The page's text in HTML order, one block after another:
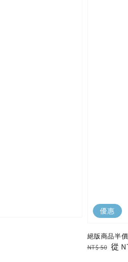
優惠
絕版商品半
Regular
NT$ 50 Sale
從